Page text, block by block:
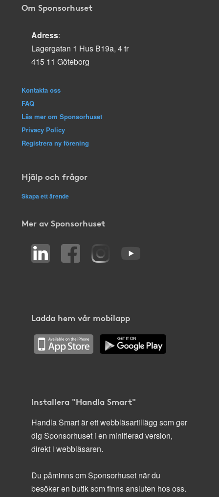
Om Sponsorhuset
Adress:
Lagergatan 1 Hus B19a, 4 tr
415 11 Göteborg
Kontakta oss
FAQ
Läs mer om Sponsorhuset
Privacy Policy
Registrera ny förening
Hjälp och frågor
Skapa ett ärende
Mer av Sponsorhuset
Ladda hem vår mobilapp
Installera "Handla Smart"
Handla Smart är ett webbläsartillägg som ger
dig Sponsorhuset i en minifierad version,
direkt i webbläsaren.
Du påminns om Sponsorhuset när du
besöker en butik som finns ansluten hos oss.